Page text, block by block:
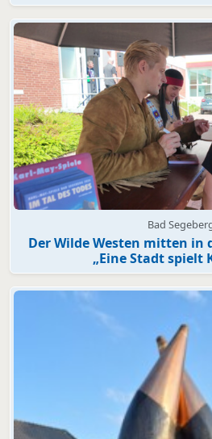
Bad
Der Wilde Westen mitten in
„Eine Stadt spielt